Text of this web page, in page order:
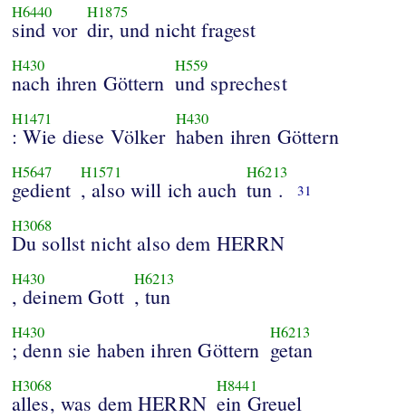
H6440
sind vor
H1875
dir, und nicht fragest
H430
nach ihren Göttern
H559
und sprechest
H1471
: Wie diese Völker
H430
haben ihren Göttern
H5647
gedient
H1571
, also will ich auch
H6213
tun . 31
H3068
Du sollst nicht also dem HERRN
H430
, deinem Gott
H6213
, tun
H430
; denn sie haben ihren Göttern
H6213
getan
H3068
alles, was dem HERRN
H8441
ein Greuel